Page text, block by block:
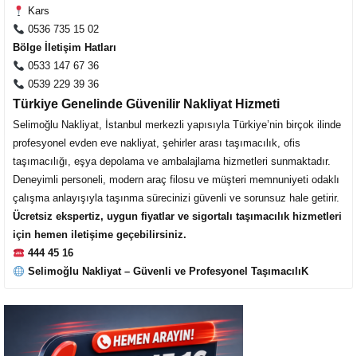
Kars
0536 735 15 02
Bölge İletişim Hatları
0533 147 67 36
0539 229 39 36
Türkiye Genelinde Güvenilir Nakliyat Hizmeti
Selimoğlu Nakliyat, İstanbul merkezli yapısıyla Türkiye’nin birçok ilinde
profesyonel evden eve nakliyat, şehirler arası taşımacılık, ofis
taşımacılığı, eşya depolama ve ambalajlama hizmetleri sunmaktadır.
Deneyimli personeli, modern araç filosu ve müşteri memnuniyeti odaklı
çalışma anlayışıyla taşınma sürecinizi güvenli ve sorunsuz hale getirir.
Ücretsiz ekspertiz, uygun fiyatlar ve sigortalı taşımacılık hizmetleri
için hemen iletişime geçebilirsiniz.
444 45 16
Selimoğlu Nakliyat – Güvenli ve Profesyonel TaşımacılıK